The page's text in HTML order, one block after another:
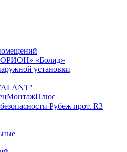
«Болид»
установки
Рубеж прот. R3